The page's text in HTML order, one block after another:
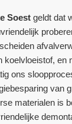
Soest geldt dat
koelvloeistof, en
ons
van
materialen is